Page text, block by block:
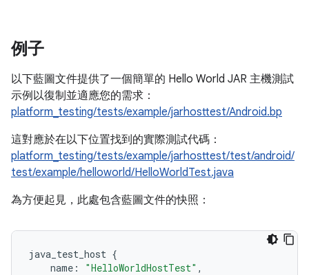
例子
以下藍圖文件提供了一個簡單的 Hello World JAR 主機測試
示例以復制並適應您的需求：
platform_testing/tests/example/jarhosttest/Android.bp
這對應於在以下位置找到的實際測試代碼：
platform_testing/tests/example/jarhosttest/test/android/
test/example/helloworld/HelloWorldTest.java
為方便起見，此處包含藍圖文件的快照：
java_test_host {
name : "HelloWorldHostTest" ,